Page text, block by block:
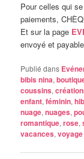
Pour celles qui
paiements,
Et sur la page
envoyé et
Publié dans
bibis nina,
coussins,
enfant,féminin,
nuage,nuages,
romantique,rose,
vacances,voyage